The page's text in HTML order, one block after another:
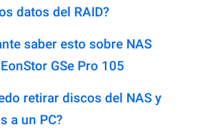
datos del RAID?
saber esto sobre NAS
GSe Pro 105
retirar discos del NAS y
a un PC?